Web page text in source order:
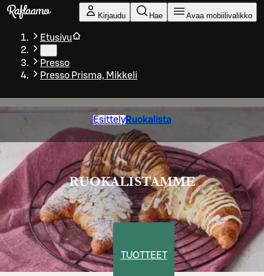
Siirry pääsisältöön
Kirjaudu Hae Avaa mobiilivalikko
Etusivu
Presso
Presso Prisma, Mikkeli
EsittelyRuokalista
RUOKALISTAMME
TUOTTEET